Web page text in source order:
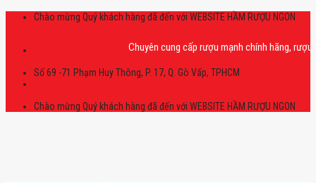
Skip
Chào mừng Quý khách hàng đã đến với WEBSITE HẦM RƯỢU NGON
Chuyên cung cấp rượu mạnh chính hãng, rượu
Số 69 -71 Phạm Huy Thông, P. 17, Q. Gò Vấp, TPHCM
Chào mừng Quý khách hàng đã đến với WEBSITE HẦM RƯỢU NGON